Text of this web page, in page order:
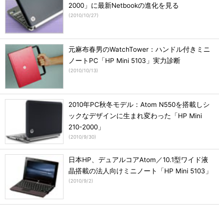
2000」に最新Netbookの進化を見る
(2010/10/27)
元麻布春男のWatchTower：ハンドル付きミニ
ノートPC「HP Mini 5103」実力診断
(2010/10/13)
2010年PC秋冬モデル：Atom N550を搭載しシ
ックなデザインに生まれ変わった「HP Mini
210-2000」
(2010/9/30)
日本HP、デュアルコアAtom／10.1型ワイド液
晶搭載の法人向けミニノート「HP Mini 5103」
(2010/9/2)